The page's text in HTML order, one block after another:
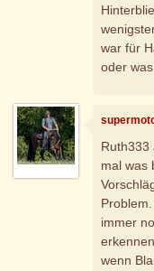
war für
oder
Ruth333
mal was
immer
wenn